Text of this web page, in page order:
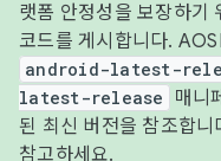
랫폼 안정성을 보장하기
코드를 게시합니다.
android-latest-
latest-release
매니
된 최신 버전을 참조합
참고하세요.